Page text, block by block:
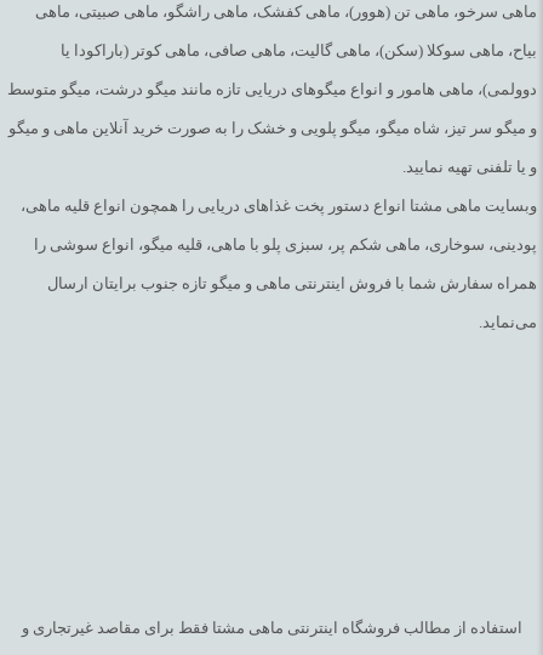
ماهی سرخو، ماهی تن (هوور)، ماهی کفشک، ماهی راشگو، ماهی صبیتی، ماهی
بیاح، ماهی سوکلا (سکن)، ماهی گالیت، ماهی صافی، ماهی کوتر (باراکودا یا
دوولمی)، ماهی هامور و انواع میگوهای دریایی تازه مانند میگو درشت، میگو متوسط
و میگو سر تیز، شاه میگو، میگو پلویی و خشک را به صورت خرید آنلاین ماهی و میگو
و یا تلفنی تهیه نمایید.
وبسایت ماهی مشتا انواع دستور پخت غذاهای دریایی را همچون انواع قلیه ماهی،
پودینی، سوخاری، ماهی شکم پر، سبزی پلو با ماهی، قلیه میگو، انواع سوشی را
همراه سفارش شما با فروش اینترنتی ماهی و میگو تازه جنوب برایتان ارسال
می‌نماید.
استفاده از مطالب فروشگاه اینترنتی ماهی مشتا فقط برای مقاصد غیرتجاری و